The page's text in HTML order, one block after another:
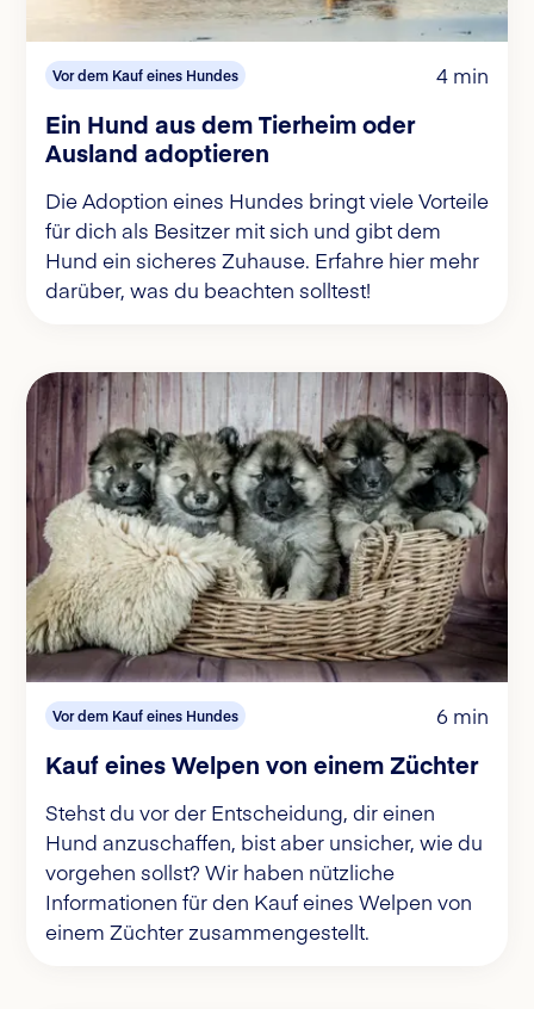
Vor dem Kauf eines Hundes 4 min
Ein Hund aus dem Tierheim oder
Ausland adoptieren
Die Adoption eines Hundes bringt viele Vorteile
für dich als Besitzer mit sich und gibt dem
Hund ein sicheres Zuhause. Erfahre hier mehr
darüber, was du beachten solltest!
Vor dem Kauf eines Hundes 6 min
Kauf eines Welpen von einem Züchter
Stehst du vor der Entscheidung, dir einen
Hund anzuschaffen, bist aber unsicher, wie du
vorgehen sollst? Wir haben nützliche
Informationen für den Kauf eines Welpen von
einem Züchter zusammengestellt.